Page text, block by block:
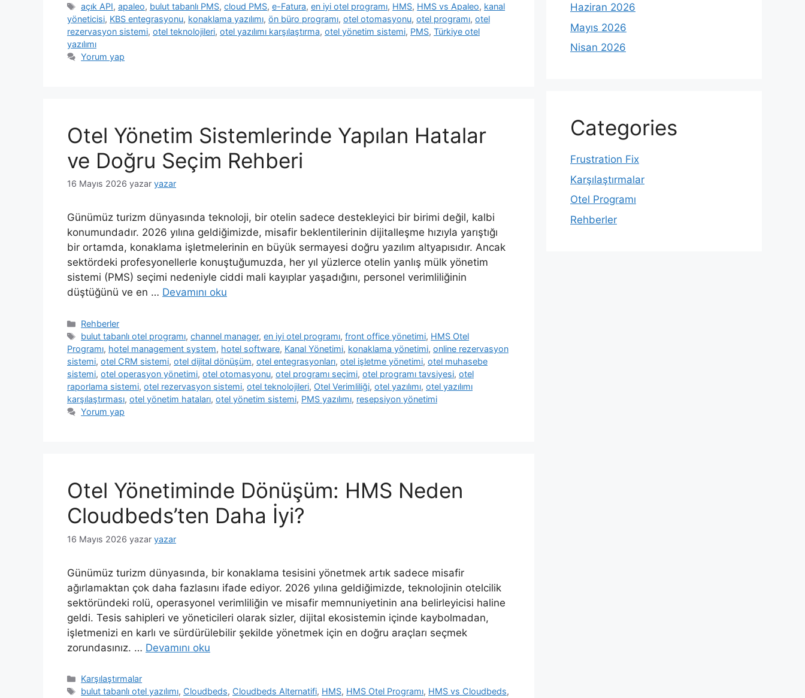
Etiketler
açık API,apaleo, bulut tabanlı PMS,cloud PMS,e-Fatura,en iyi otel programı, HMS, HMS vs Apaleo, kanal
yöneticisi, KBS entegrasyonu, konaklama yazılımı, ön büro programı, otel otomasyonu, otel programı, otel
rezervasyon sistemi, otel teknolojileri, otel yazılımı karşılaştırma, otel yönetim sistemi, PMS, Türkiye otel
yazılımı
Yorum yap
Otel Yönetim Sistemlerinde Yapılan Hatalar
ve Doğru Seçim Rehberi
16 Mayıs 2026 yazar yazar
Günümüz turizm dünyasında teknoloji, bir otelin sadece destekleyici bir birimi değil, kalbi
konumundadır. 2026 yılına geldiğimizde, misafir beklentilerinin dijitalleşme hızıyla yarıştığı
bir ortamda, konaklama işletmelerinin en büyük sermayesi doğru yazılım altyapısıdır. Ancak
sektördeki profesyonellerle konuştuğumuzda, her yıl yüzlerce otelin yanlış mülk yönetim
sistemi (PMS) seçimi nedeniyle ciddi mali kayıplar yaşadığını, personel verimliliğinin
düştüğünü ve en … Devamını oku
Kategoriler
Rehberler
Etiketler
bulut tabanlı otel programı,channel manager,en iyi otel programı,front office yönetimi, HMS Otel
Programı, hotel management system, hotel software, Kanal Yönetimi, konaklama yönetimi, online rezervasyon
sistemi, otel CRM sistemi, otel dijital dönüşüm, otel entegrasyonları, otel işletme yönetimi, otel muhasebe
sistemi, otel operasyon yönetimi, otel otomasyonu, otel programı seçimi, otel programı tavsiyesi, otel
raporlama sistemi, otel rezervasyon sistemi, otel teknolojileri, Otel Verimliliği, otel yazılımı, otel yazılımı
karşılaştırması, otel yönetim hataları, otel yönetim sistemi, PMS yazılımı, resepsiyon yönetimi
Yorum yap
Otel Yönetiminde Dönüşüm: HMS Neden
Cloudbeds’ten Daha İyi?
16 Mayıs 2026 yazar yazar
Günümüz turizm dünyasında, bir konaklama tesisini yönetmek artık sadece misafir
ağırlamaktan çok daha fazlasını ifade ediyor. 2026 yılına geldiğimizde, teknolojinin otelcilik
sektöründeki rolü, operasyonel verimliliğin ve misafir memnuniyetinin ana belirleyicisi haline
geldi. Tesis sahipleri ve yöneticileri olarak sizler, dijital ekosistemin içinde kaybolmadan,
işletmenizi en karlı ve sürdürülebilir şekilde yönetmek için en doğru araçları seçmek
zorundasınız. … Devamını oku
Kategoriler
Karşılaştırmalar
Etiketler
bulut tabanlı otel yazılımı, Cloudbeds, Cloudbeds Alternatifi, HMS, HMS Otel Programı, HMS vs Cloudbeds,
Haziran 2026
Mayıs 2026
Nisan 2026
Categories
Frustration Fix
Karşılaştırmalar
Otel Programı
Rehberler